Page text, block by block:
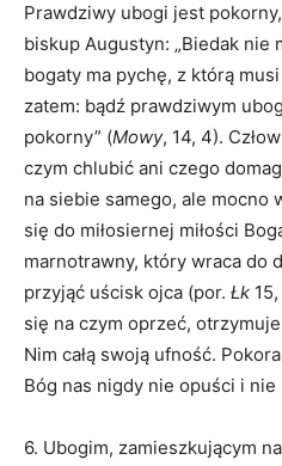
Prawdziwy ubogi jest
biskup Augustyn: „Biedak nie
bogaty ma pychę, z którą
zatem: bądź prawdziwym
pokorny” (Mowy, 14, 4).
czym chlubić ani czego
na siebie samego, ale mocno
się do miłosiernej miłości
marnotrawny, który wraca do
przyjąć uścisk ojca (por. Łk
się na czym oprzeć,
Nim całą swoją ufność.
Bóg nas nigdy nie opuści i
6. Ubogim, zamieszkującym